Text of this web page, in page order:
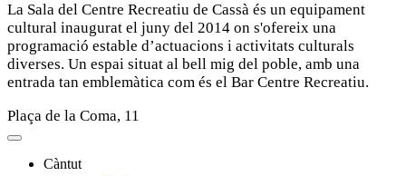
La Sala del Centre Recreatiu de Cassà és un equipament
cultural inaugurat el juny del 2014 on s'ofereix una
programació estable d’actuacions i activitats culturals
diverses. Un espai situat al bell mig del poble, amb una
entrada tan emblemàtica com és el Bar Centre Recreatiu.
Plaça de la Coma, 11
Càntut